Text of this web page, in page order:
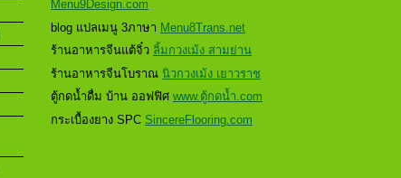
Menu9Design.com
blog แปลเมนู 3ภาษา Menu8Trans.net
ร้านอาหารจีนแต้จิ๋ว ลิ้มกวงเม้ง สามย่าน
ร้านอาหารจีนโบราณ นิวกวงเม้ง เยาวราช
ตู้กดน้ำดื่ม บ้าน ออฟฟิศ www.ตู้กดน้ำ.com
กระเบื้องยาง SPC SincereFlooring.com